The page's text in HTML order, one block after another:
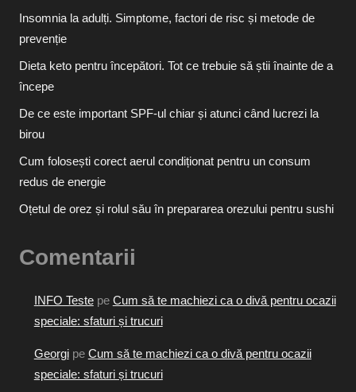
Insomnia la adulți. Simptome, factori de risc și metode de
prevenție
Dieta keto pentru începători. Tot ce trebuie să știi înainte de a
începe
De ce este important SPF-ul chiar și atunci când lucrezi la
birou
Cum folosești corect aerul condiționat pentru un consum
redus de energie
Oțetul de orez și rolul său în prepararea orezului pentru sushi
Comentarii
INFO Testepe Cum să te machiezi ca o divă pentru ocazii
speciale: sfaturi și trucuri
Georgipe Cum să te machiezi ca o divă pentru ocazii
speciale: sfaturi și trucuri